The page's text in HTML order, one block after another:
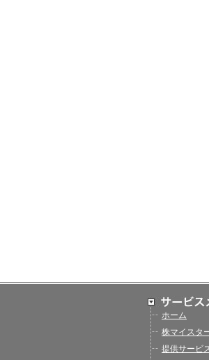
ホーム
株マイスタ
提供サービ